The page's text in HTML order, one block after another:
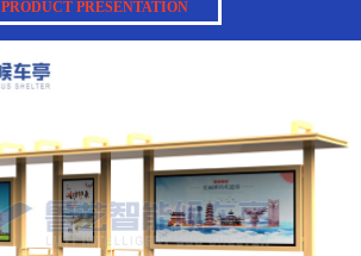
PRODUCT PRESENTATION